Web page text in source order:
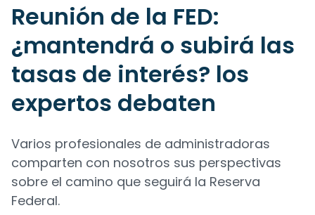
Reunión de la FED:
¿mantendrá o subirá las
tasas de interés? los
expertos debaten
Varios profesionales de administradoras
comparten con nosotros sus perspectivas
sobre el camino que seguirá la Reserva
Federal.